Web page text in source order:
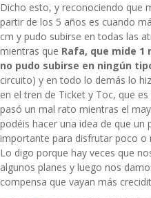
Dicho esto, y reconociendo que
partir de los 5 años es cuando
cm y pudo subirse en todas las
mientras que Rafa, que mide
no pudo subirse en ningún
circuito) y en todo lo demás lo
en el tren de Ticket y Toc, que
pasó un mal rato mientras el
podéis hacer una idea de que un
importante para disfrutar poco o
Lo digo porque hay veces que
algunos planes y luego nos
compensa que vayan más